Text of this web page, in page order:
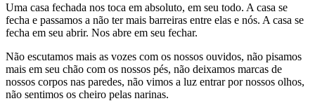
Uma casa fechada nos toca em absoluto, em seu todo. A casa se
fecha e passamos a não ter mais barreiras entre elas e nós. A casa se
fecha em seu abrir. Nos abre em seu fechar.
Não escutamos mais as vozes com os nossos ouvidos, não pisamos
mais em seu chão com os nossos pés, não deixamos marcas de
nossos corpos nas paredes, não vimos a luz entrar por nossos olhos,
não sentimos os cheiro pelas narinas.